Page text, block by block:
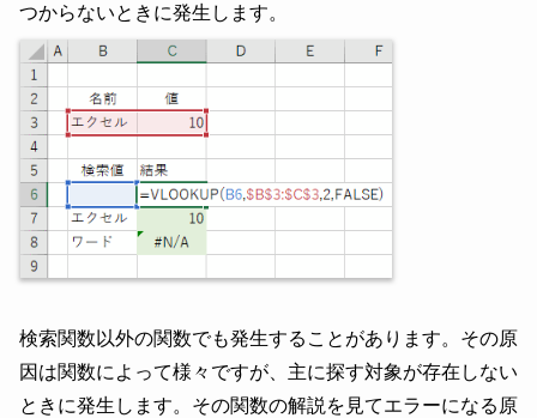
つからないときに発生します。
検索関数以外の関数でも発生することがあります。その原
因は関数によって様々ですが、主に探す対象が存在しない
ときに発生します。その関数の解説を見てエラーになる原